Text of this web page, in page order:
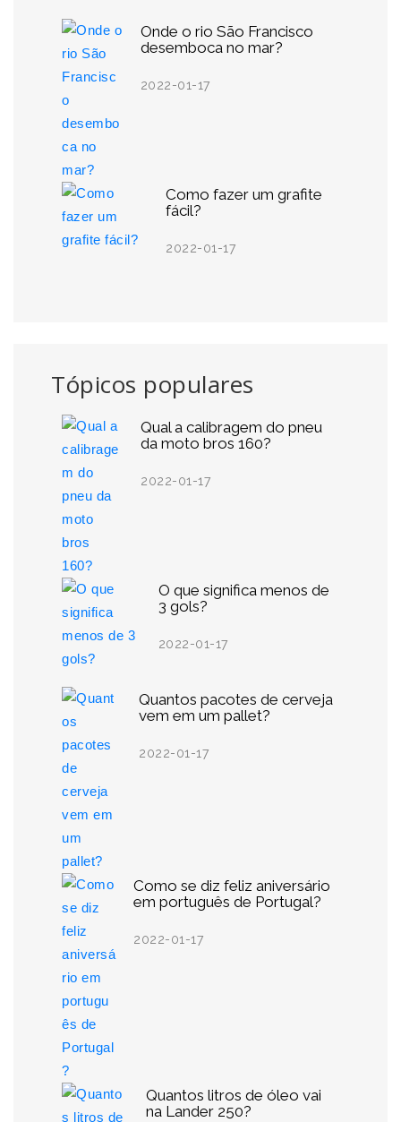
Onde o rio São Francisco
desemboca no mar?
2022-01-17
Como fazer um grafite
fácil?
2022-01-17
Tópicos populares
Qual a calibragem do pneu
da moto bros 160?
2022-01-17
O que significa menos de
3 gols?
2022-01-17
Quantos pacotes de cerveja
vem em um pallet?
2022-01-17
Como se diz feliz aniversário
em português de Portugal?
2022-01-17
Quantos litros de óleo vai
na Lander 250?